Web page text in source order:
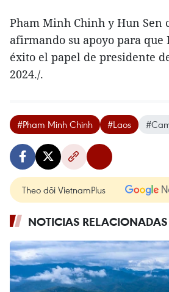
Pham Minh Chinh y Hun Sen
afirmando su apoyo para que
éxito el papel de presidente
2024./.
#Pham Minh Chinh #Laos
Theo dõi VietnamPlus
NOTICIAS RELACIONADAS